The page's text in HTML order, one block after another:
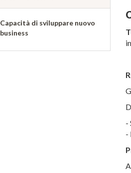
Capacità di sviluppare nuovo
business
-
-